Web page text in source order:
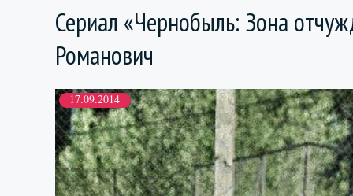
Сериал «Чернобыль: Зона
Романович
17.09.2014